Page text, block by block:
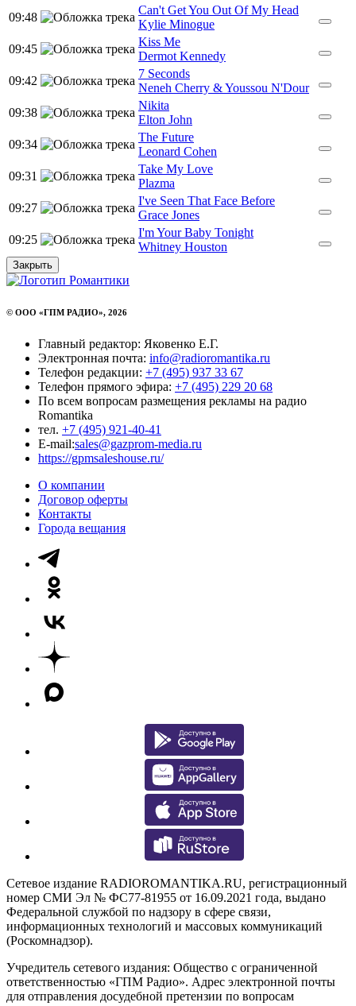
09:48
Can't Get You Out Of My Head
Kylie Minogue
09:45
Kiss Me
Dermot Kennedy
09:42
7 Seconds
Neneh Cherry & Youssou N'Dour
09:38
Nikita
Elton John
09:34
The Future
Leonard Cohen
09:31
Take My Love
Plazma
09:27
I've Seen That Face Before
Grace Jones
09:25
I'm Your Baby Tonight
Whitney Houston
Закрыть
© ООО «ГПМ РАДИО», 2026
Главный редактор: Яковенко Е.Г.
Электронная почта: info@radioromantika.ru
Телефон редакции: +7 (495) 937 33 67
Телефон прямого эфира: +7 (495) 229 20 68
По всем вопросам размещения рекламы на радио
Romantika
тел. +7 (495) 921-40-41
E-mail:sales@gazprom-media.ru
https://gpmsaleshouse.ru/
О компании
Договор оферты
Контакты
Города вещания
Сетевое издание RADIOROMANTIKA.RU, регистрационный
номер СМИ Эл № ФС77-81955 от 16.09.2021 года, выдано
Федеральной службой по надзору в сфере связи,
информационных технологий и массовых коммуникаций
(Роскомнадзор).
Учредитель сетевого издания: Общество с ограниченной
ответственностью «ГПМ Радио». Адрес электронной почты
для отправления досудебной претензии по вопросам